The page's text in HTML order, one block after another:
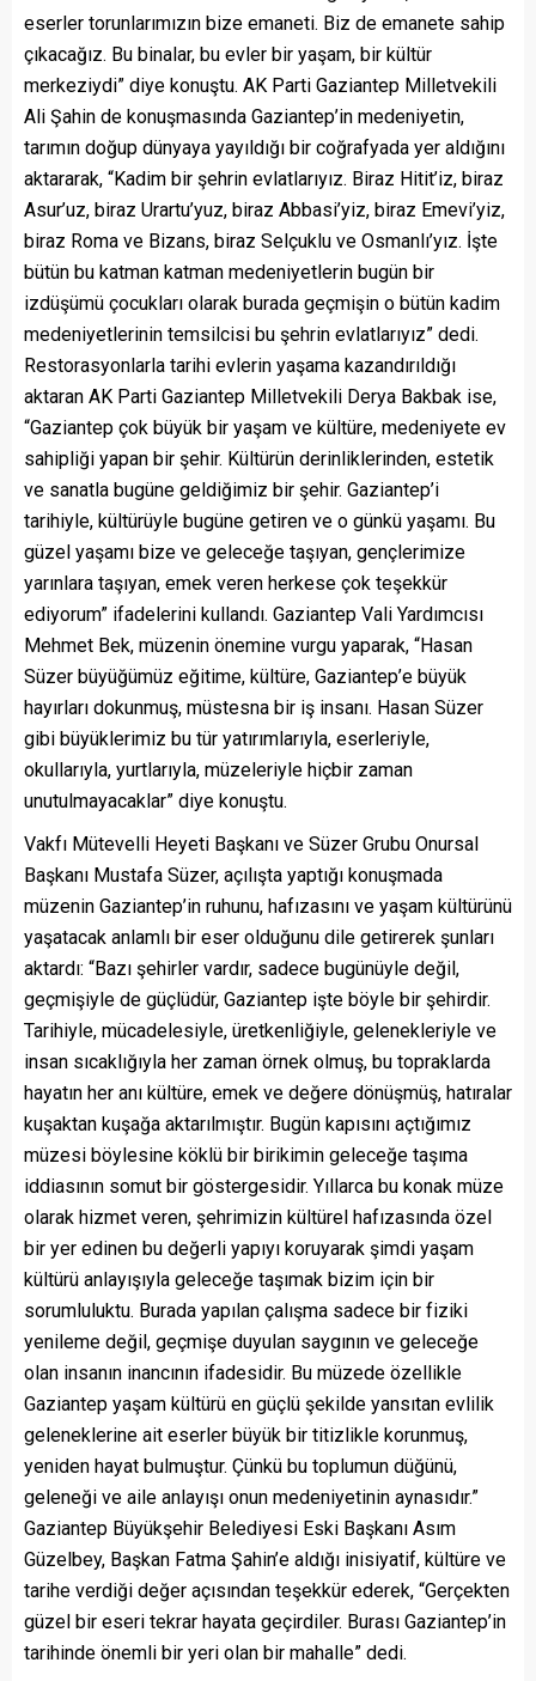
eserler torunlarımızın bize emaneti. Biz de emanete sahip
çıkacağız. Bu binalar, bu evler bir yaşam, bir kültür
merkeziydi” diye konuştu. AK Parti Gaziantep Milletvekili
Ali Şahin de konuşmasında Gaziantep’in medeniyetin,
tarımın doğup dünyaya yayıldığı bir coğrafyada yer aldığını
aktararak, “Kadim bir şehrin evlatlarıyız. Biraz Hitit’iz, biraz
Asur’uz, biraz Urartu’yuz, biraz Abbasi’yiz, biraz Emevi’yiz,
biraz Roma ve Bizans, biraz Selçuklu ve Osmanlı’yız. İşte
bütün bu katman katman medeniyetlerin bugün bir
izdüşümü çocukları olarak burada geçmişin o bütün kadim
medeniyetlerinin temsilcisi bu şehrin evlatlarıyız” dedi.
Restorasyonlarla tarihi evlerin yaşama kazandırıldığı
aktaran AK Parti Gaziantep Milletvekili Derya Bakbak ise,
“Gaziantep çok büyük bir yaşam ve kültüre, medeniyete ev
sahipliği yapan bir şehir. Kültürün derinliklerinden, estetik
ve sanatla bugüne geldiğimiz bir şehir. Gaziantep’i
tarihiyle, kültürüyle bugüne getiren ve o günkü yaşamı. Bu
güzel yaşamı bize ve geleceğe taşıyan, gençlerimize
yarınlara taşıyan, emek veren herkese çok teşekkür
ediyorum” ifadelerini kullandı. Gaziantep Vali Yardımcısı
Mehmet Bek, müzenin önemine vurgu yaparak, “Hasan
Süzer büyüğümüz eğitime, kültüre, Gaziantep’e büyük
hayırları dokunmuş, müstesna bir iş insanı. Hasan Süzer
gibi büyüklerimiz bu tür yatırımlarıyla, eserleriyle,
okullarıyla, yurtlarıyla, müzeleriyle hiçbir zaman
unutulmayacaklar” diye konuştu.
Vakfı Mütevelli Heyeti Başkanı ve Süzer Grubu Onursal
Başkanı Mustafa Süzer, açılışta yaptığı konuşmada
müzenin Gaziantep’in ruhunu, hafızasını ve yaşam kültürünü
yaşatacak anlamlı bir eser olduğunu dile getirerek şunları
aktardı: “Bazı şehirler vardır, sadece bugünüyle değil,
geçmişiyle de güçlüdür, Gaziantep işte böyle bir şehirdir.
Tarihiyle, mücadelesiyle, üretkenliğiyle, gelenekleriyle ve
insan sıcaklığıyla her zaman örnek olmuş, bu topraklarda
hayatın her anı kültüre, emek ve değere dönüşmüş, hatıralar
kuşaktan kuşağa aktarılmıştır. Bugün kapısını açtığımız
müzesi böylesine köklü bir birikimin geleceğe taşıma
iddiasının somut bir göstergesidir. Yıllarca bu konak müze
olarak hizmet veren, şehrimizin kültürel hafızasında özel
bir yer edinen bu değerli yapıyı koruyarak şimdi yaşam
kültürü anlayışıyla geleceğe taşımak bizim için bir
sorumluluktu. Burada yapılan çalışma sadece bir fiziki
yenileme değil, geçmişe duyulan saygının ve geleceğe
olan insanın inancının ifadesidir. Bu müzede özellikle
Gaziantep yaşam kültürü en güçlü şekilde yansıtan evlilik
geleneklerine ait eserler büyük bir titizlikle korunmuş,
yeniden hayat bulmuştur. Çünkü bu toplumun düğünü,
geleneği ve aile anlayışı onun medeniyetinin aynasıdır.”
Gaziantep Büyükşehir Belediyesi Eski Başkanı Asım
Güzelbey, Başkan Fatma Şahin’e aldığı inisiyatif, kültüre ve
tarihe verdiği değer açısından teşekkür ederek, “Gerçekten
güzel bir eseri tekrar hayata geçirdiler. Burası Gaziantep’in
tarihinde önemli bir yeri olan bir mahalle” dedi.